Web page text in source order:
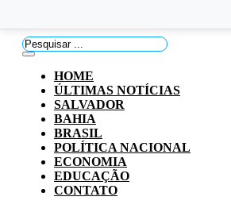
Pesquisar
...
HOME
ÚLTIMAS NOTÍCIAS
SALVADOR
BAHIA
BRASIL
POLÍTICA NACIONAL
ECONOMIA
EDUCAÇÃO
CONTATO